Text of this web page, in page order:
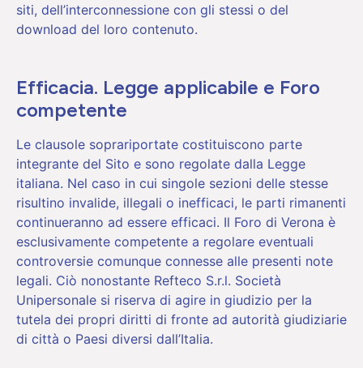
siti, dell’interconnessione con gli stessi o del
download del loro contenuto.
Efficacia. Legge applicabile e Foro
competente
Le clausole soprariportate costituiscono parte
integrante del Sito e sono regolate dalla Legge
italiana. Nel caso in cui singole sezioni delle stesse
risultino invalide, illegali o inefficaci, le parti rimanenti
continueranno ad essere efficaci. Il Foro di Verona è
esclusivamente competente a regolare eventuali
controversie comunque connesse alle presenti note
legali. Ciò nonostante Refteco S.r.l. Società
Unipersonale si riserva di agire in giudizio per la
tutela dei propri diritti di fronte ad autorità giudiziarie
di città o Paesi diversi dall’Italia.